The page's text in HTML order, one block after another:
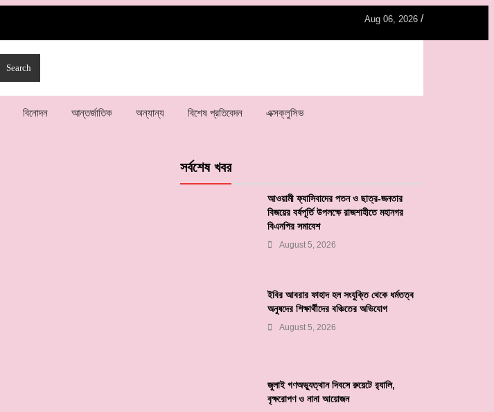
Aug 06, 2026 /
বিনোদন আন্তর্জাতিক অন্যান্য বিশেষ প্রতিবেদন এক্সক্লুসিভ
সর্বশেষ খবর
আওয়ামী ফ্যাসিবাদের পতন ও ছাত্র-জনতার
বিজয়ের বর্ষপূর্তি উপলক্ষে রাজশাহীতে মহানগর
বিএনপির সমাবেশ
August 5, 2026
ইবির আবরার ফাহাদ হল সংযুক্তি থেকে ধর্মতত্ব
অনুষদের শিক্ষার্থীদের বঞ্চিতের অভিযোগ
August 5, 2026
জুলাই গণঅভ্যুত্থান দিবসে রুয়েটে র‌্যালি,
বৃক্ষরোপণ ও নানা আয়োজন